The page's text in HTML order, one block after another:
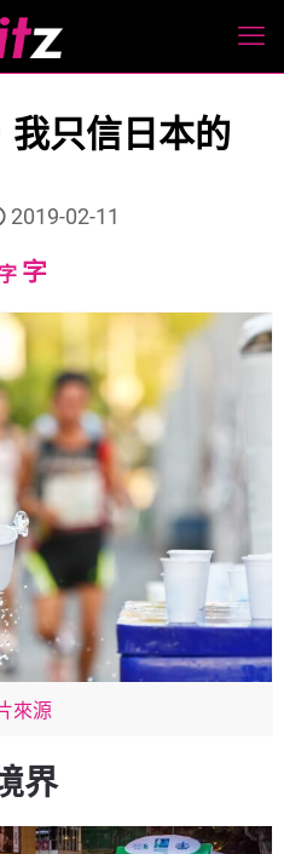
我只信日本的
2019-02-11
size.
字Reset
size.
字Increase
size.
來源
界